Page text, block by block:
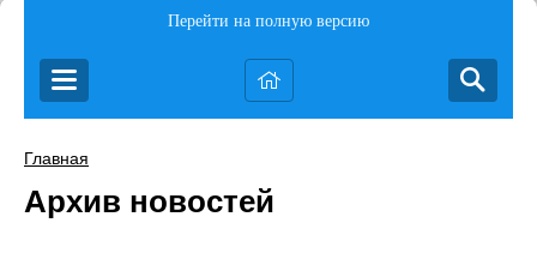
Перейти на полную версию
Главная
Архив новостей